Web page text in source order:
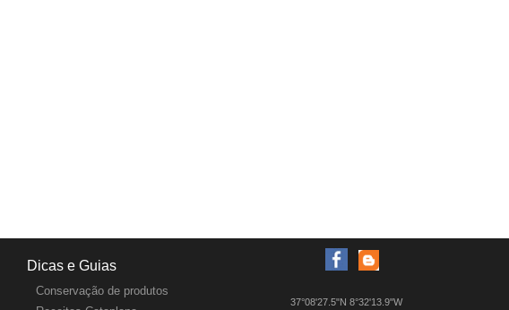
Dicas e Guias
Conservação de produtos
37°08'27.5"N 8°32'13.9"W